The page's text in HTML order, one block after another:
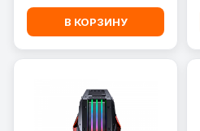
В КОРЗИНУ